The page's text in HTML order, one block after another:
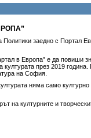
заедно с Портал
в Европа” е да повиши
културата през 2019
на София.
няма само
на културните и